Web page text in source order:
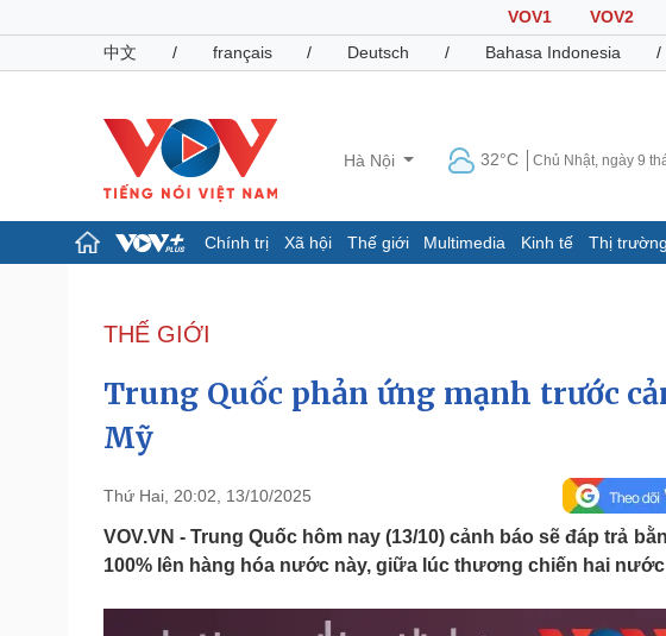
VOV1 VOV2
中文
/ français / Deutsch / Bahasa Indonesia /
Hà Nội 32°C Chủ Nhật, ngày 9
Chính trị Xã hội Thế giới Multimedia Kinh tế Thị trường
Đảng
Tổ chức nhân sự
Nhận diện sự thật
Dấu ấn VOV
Pháp luật
Tin nóng
Tư vấn luật
Việt Nam
Phân tích
Thể thao
Lịch thi
Thế giới
THẾ GIỚI
Trung Quốc phản ứng mạnh trước
Mỹ
Thứ Hai, 20:02, 13/10/2025
VOV.VN - Trung Quốc hôm nay (13/10) cảnh báo sẽ đáp trả
100% lên hàng hóa nước này, giữa lúc thương chiến hai